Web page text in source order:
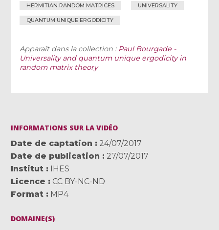
HERMITIAN RANDOM MATRICES UNIVERSALITY
QUANTUM UNIQUE ERGODICITY
Apparaît dans la collection : Paul Bourgade -
Universality and quantum unique ergodicity in
random matrix theory
INFORMATIONS SUR LA VIDÉO
Date de captation
24/07/2017
Date de publication
27/07/2017
Institut
IHES
Licence
CC BY-NC-ND
Format
MP4
DOMAINE(S)